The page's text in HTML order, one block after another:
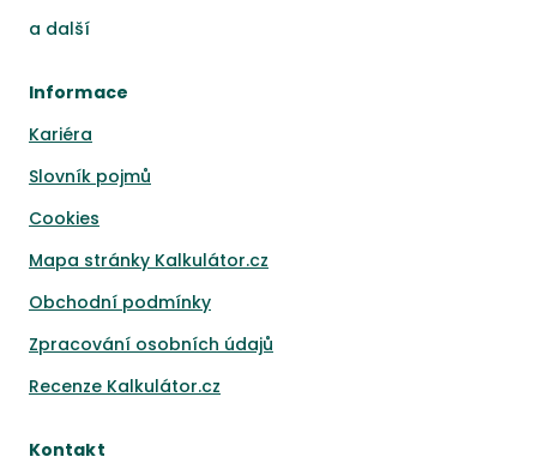
a další
Informace
Kariéra
Slovník pojmů
Cookies
Mapa stránky Kalkulátor.cz
Obchodní podmínky
Zpracování osobních údajů
Recenze Kalkulátor.cz
Kontakt